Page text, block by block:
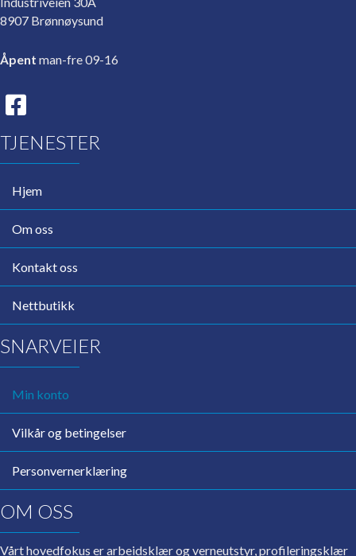
8907 Brønnøysund
Åpent man-fre 09-16
TJENESTER
Hjem
Om oss
Kontakt oss
Nettbutikk
SNARVEIER
Min konto
Vilkår og betingelser
Personvernerklæring
OM OSS
Vårt hovedfokus er arbeidsklær og verneutstyr, profileringsklær